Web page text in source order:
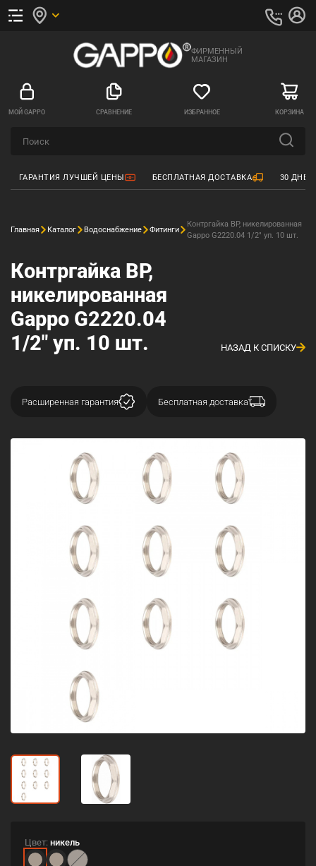
ФИРМЕННЫЙ
МАГАЗИН
МОЙ GAPPO СРАВНЕНИЕ ИЗБРАННОЕ КОРЗИНА
ГАРАНТИЯ ЛУЧШЕЙ ЦЕНЫ БЕСПЛАТНАЯ ДОСТАВКА 30
Главная Каталог Водоснабжение Фитинги
Контргайка ВР, никелированная
Gappo G2220.04 1/2" уп. 10 шт.
Контргайка ВР,
никелированная
Gappo G2220.04
1/2" уп. 10 шт.
НАЗАД К СПИСКУ
Расширенная гарантия Бесплатная доставка
Цвет: никель